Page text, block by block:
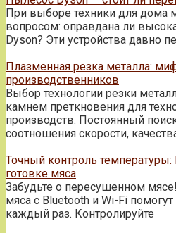
При выборе техники для дома
вопросом: оправдана ли
Dyson? Эти устройства давно
Плазменная резка металла:
производственников
Выбор технологии резки
камнем преткновения для
производств. Постоянный
соотношения скорости,
Точный контроль
готовке мяса
Забудьте о пересушенном
мяса с Bluetooth и Wi-Fi
каждый раз. Контролируйте